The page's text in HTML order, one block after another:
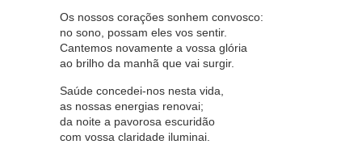
Os nossos corações sonhem convosco:
no sono, possam eles vos sentir.
Cantemos novamente a vossa glória
ao brilho da manhã que vai surgir.
Saúde concedei-nos nesta vida,
as nossas energias renovai;
da noite a pavorosa escuridão
com vossa claridade iluminai.